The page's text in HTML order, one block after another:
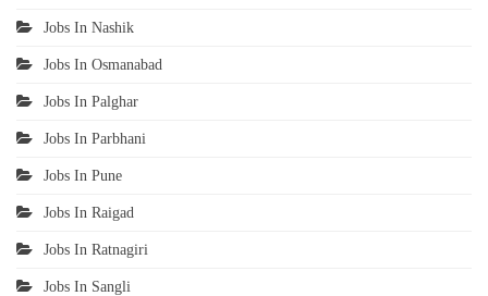
Jobs In Nashik
Jobs In Osmanabad
Jobs In Palghar
Jobs In Parbhani
Jobs In Pune
Jobs In Raigad
Jobs In Ratnagiri
Jobs In Sangli